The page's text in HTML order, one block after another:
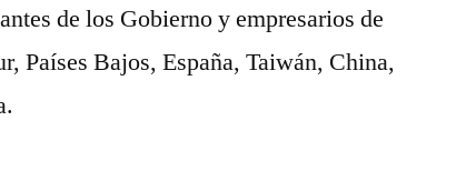
de los Gobierno y empresarios de
Países Bajos, España, Taiwán, China,